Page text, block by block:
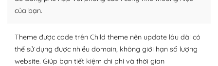
– Dễ sử dụng
Với mọi Hosting bất kỳ thì WordPress đều có thể dễ
của bạn.
Theme được code trên Child theme nên update lâu dài có
thể sử dụng được nhiều domain, không giới hạn số lượng
website. Giúp bạn tiết kiệm chi phí và thời gian